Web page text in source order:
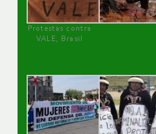
Protestas contra
VALE, Brasil